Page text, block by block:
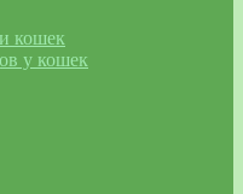
кошек
у кошек